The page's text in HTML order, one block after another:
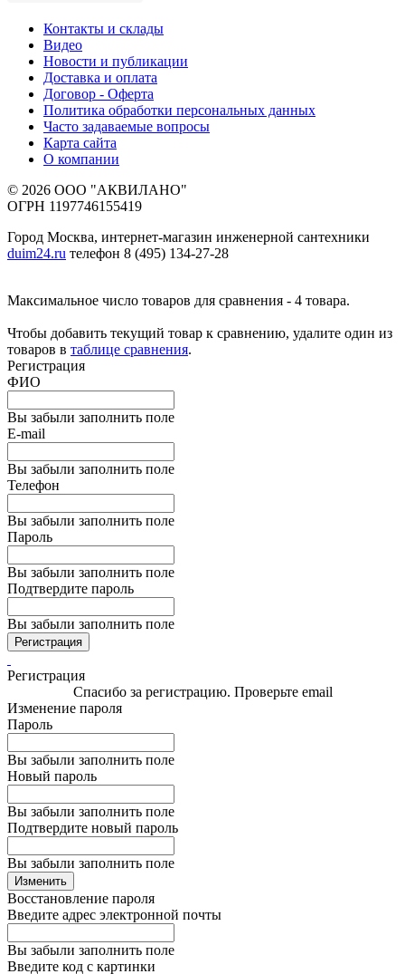
Контакты и склады
Видео
Новости и публикации
Доставка и оплата
Договор - Оферта
Политика обработки персональных данных
Часто задаваемые вопросы
Карта сайта
О компании
© 2026 ООО "АКВИЛАНО"
ОГРН 1197746155419
Город Москва, интернет-магазин инженерной сантехники
duim24.ru телефон 8 (495) 134-27-28
Максимальное число товаров для сравнения - 4 товара.
Чтобы добавить текущий товар к сравнению, удалите один из
товаров в таблице сравнения.
Регистрация
ФИО
Вы забыли заполнить поле
E-mail
Вы забыли заполнить поле
Телефон
Вы забыли заполнить поле
Пароль
Вы забыли заполнить поле
Подтвердите пароль
Вы забыли заполнить поле
Регистрация
Регистрация
Спасибо за регистрацию. Проверьте email
Изменение пароля
Пароль
Вы забыли заполнить поле
Новый пароль
Вы забыли заполнить поле
Подтвердите новый пароль
Вы забыли заполнить поле
Изменить
Восстановление пароля
Введите адрес электронной почты
Вы забыли заполнить поле
Введите код с картинки